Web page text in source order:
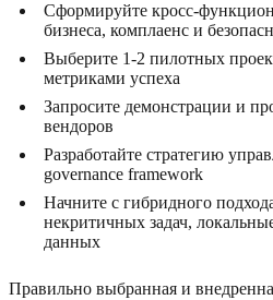
Сформируйте кросс-
бизнеса, комплаенс и
Выберите 1-2 пилотных
метриками успеха
Запросите демонстрации и
вендоров
Разработайте стратегию
governance framework
Начните с гибридного
некритичных задач,
данных
Правильно выбранная и